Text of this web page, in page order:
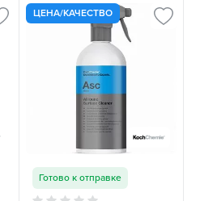
ЦЕНА/КАЧЕСТВО
Готово к отправке